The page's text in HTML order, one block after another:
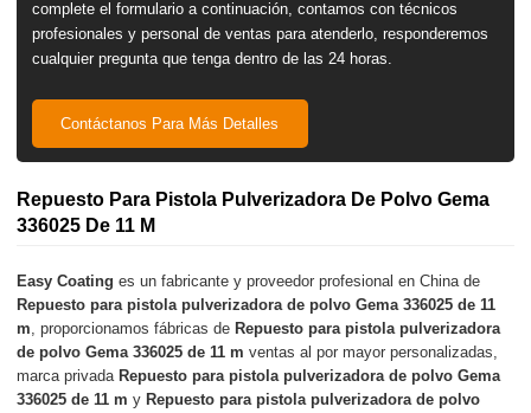
complete el formulario a continuación, contamos con técnicos
profesionales y personal de ventas para atenderlo, responderemos
cualquier pregunta que tenga dentro de las 24 horas.
Contáctanos Para Más Detalles
Repuesto Para Pistola Pulverizadora De Polvo Gema
336025 De 11 M
Easy Coating es un fabricante y proveedor profesional en China de
Repuesto para pistola pulverizadora de polvo Gema 336025 de 11
m, proporcionamos fábricas de Repuesto para pistola pulverizadora
de polvo Gema 336025 de 11 m ventas al por mayor personalizadas,
marca privada Repuesto para pistola pulverizadora de polvo Gema
336025 de 11 m y Repuesto para pistola pulverizadora de polvo